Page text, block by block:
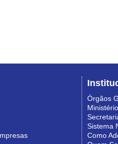
Órgãos
Sistema
Como